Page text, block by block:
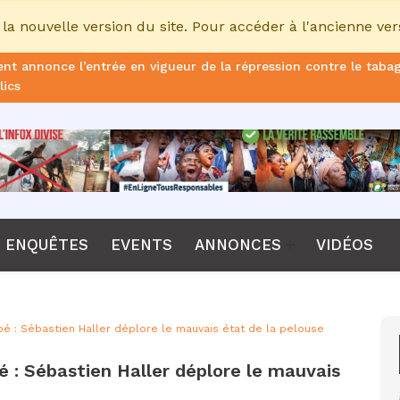
nouvelle version du site. Pour accéder à l'ancienne
annonce l’entrée en vigueur de la répression contre le
le non-renouvellement du contrat d'Emerse Faé à la tête
nouveau sélectionneur de l’équipe de France
CPI, Karim Khan, démis de ses fonctions par les États parties
ENQUÊTES EVENTS ANNONCES VIDÉOS
: Sébastien Haller déplore le mauvais état de la pelouse
: Sébastien Haller déplore le mauvais